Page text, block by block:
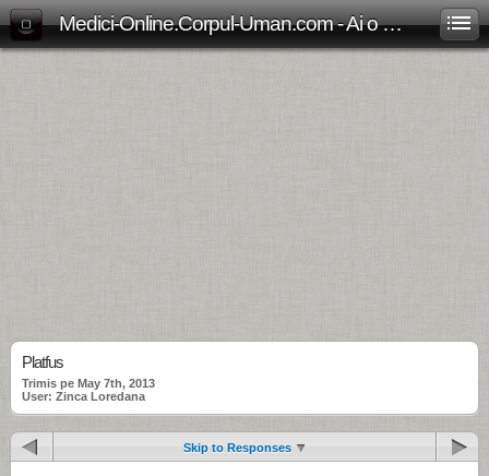
Medici-Online.Corpul-Uman.com - Ai o problema medicala? Aici gasesti, gratuit, raspunsul!
Platfus
Trimis pe May 7th, 2013
User: Zinca Loredana
Skip to Responses